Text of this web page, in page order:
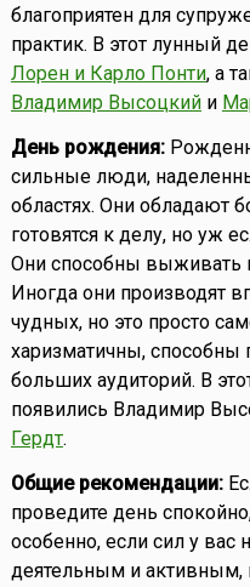
благоприятен для
практик. В этот лунный
Лорен и Карло Понти, а
Владимир Высоцкийи
День рождения:
сильные люди,
областях. Они обладают
готовятся к делу, но уж
Они способны выживать
Иногда они производят
чудных, но это просто
харизматичны, способны
больших аудиторий. В
появились Владимир
Гердт.
Общие рекомендации:
проведите день
особенно, если сил у вас
деятельным и активным,